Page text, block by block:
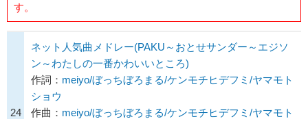
す。
24
ネット人気曲メドレー(PAKU～おとせサンダー～エジソ
ン～わたしの一番かわいいところ)
作詞： meiyo/ぼっちぼろまる/ケンモチヒデフミ/ヤマモト
ショウ
作曲： meiyo/ぼっちぼろまる/ケンモチヒデフミ/ヤマモト